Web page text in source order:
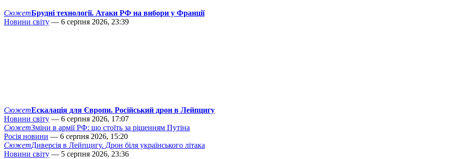
СюжетБрудні технології. Атаки РФ на вибори у Франції
Новини світу — 6 серпня 2026, 23:39
СюжетЕскалація для Європи. Російський дрон в Лейпцигу
Новини світу — 6 серпня 2026, 17:07
СюжетЗміни в армії РФ: що стоїть за рішенням Путіна
Росія новини — 6 серпня 2026, 15:20
СюжетДиверсія в Лейпцигу. Дрон біля українського літака
Новини світу — 5 серпня 2026, 23:36